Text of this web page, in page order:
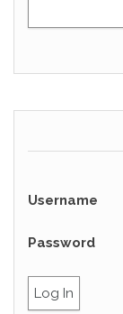
Username
Password